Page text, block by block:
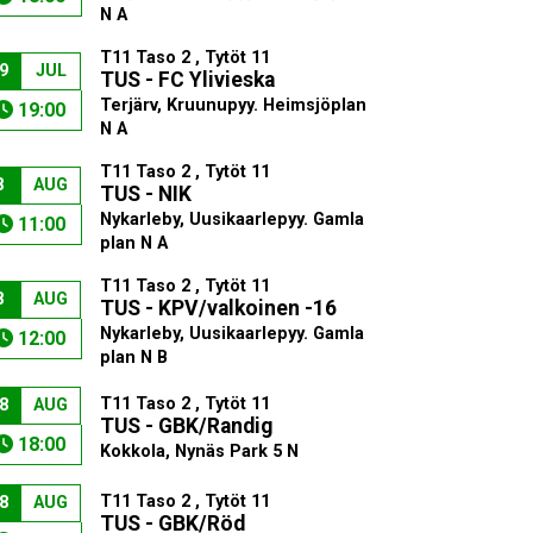
N A
JUL
19:00
T11 Taso 2 , Tytöt 11
TUS - FC Ylivieska
Terjärv, Kruunupyy. Heimsjöplan
N A
AUG
11:00
T11 Taso 2 , Tytöt 11
TUS - NIK
Nykarleby, Uusikaarlepyy. Gamla
plan N A
AUG
12:00
T11 Taso 2 , Tytöt 11
TUS - KPV/valkoinen -16
Nykarleby, Uusikaarlepyy. Gamla
plan N B
AUG
18:00
T11 Taso 2 , Tytöt 11
TUS - GBK/Randig
Kokkola, Nynäs Park 5 N
AUG T11 Taso 2 , Tytöt 11
TUS - GBK/Röd